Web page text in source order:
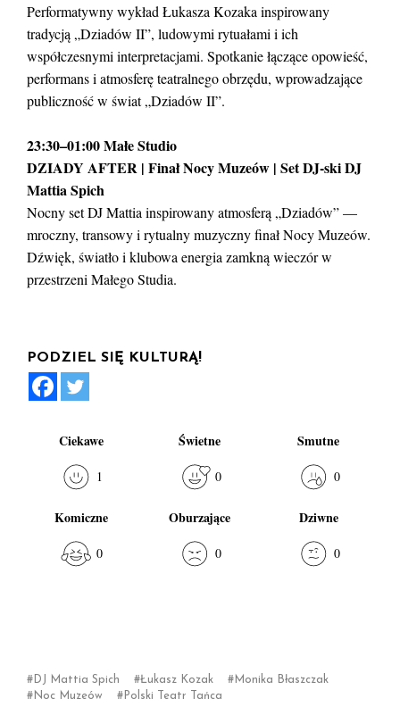
Performatywny wykład Łukasza Kozaka inspirowany
tradycją „Dziadów II”, ludowymi rytuałami i ich
współczesnymi interpretacjami. Spotkanie łączące opowieść,
performans i atmosferę teatralnego obrzędu, wprowadzające
publiczność w świat „Dziadów II”.
23:30–01:00 Małe Studio
DZIADY AFTER | Finał Nocy Muzeów | Set DJ-ski DJ
Mattia Spich
Nocny set DJ Mattia inspirowany atmosferą „Dziadów” —
mroczny, transowy i rytualny muzyczny finał Nocy Muzeów.
Dźwięk, światło i klubowa energia zamkną wieczór w
przestrzeni Małego Studia.
PODZIEL SIĘ KULTURĄ!
Ciekawe
1
Świetne
0
Smutne
0
Komiczne
0
Oburzające
0
Dziwne
0
DJ Mattia Spich Łukasz Kozak
Monika Błaszczak
Noc Muzeów
Polski Teatr Tańca